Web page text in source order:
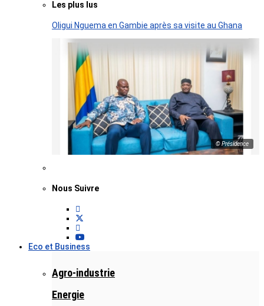
Les plus lus
Oligui Nguema en Gambie après sa visite au Ghana
© Présidence
Nous Suivre
Eco et Business
Agro-industrie
Energie